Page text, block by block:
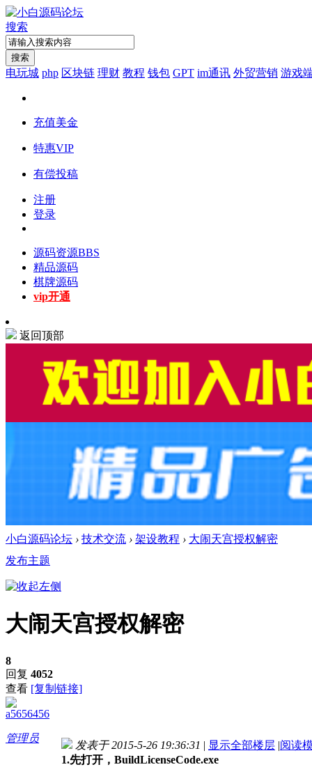
搜索
搜索
电玩城 php 区块链 理财 教程 钱包 GPT im通讯 外贸营销 游戏
充值美金
特惠VIP
有偿投稿
注册
登录
源码资源BBS
精品源码
棋牌源码
vip开通
返回顶部
小白源码论坛 › 技术交流 › 架设教程 › 大闹天宫授权解密
发布主题
大闹天宫授权解密
8
回复 4052
查看 [复制链接]
a5656456
管理员
发表于 2015-5-26 19:36:31 | 显示全部楼层 |阅读
1.先打开，BuildLicenseCode.exe